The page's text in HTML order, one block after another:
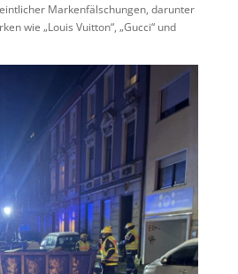
Markenfälschungen, darunter
wie „Louis Vuitton“, „Gucci“ und